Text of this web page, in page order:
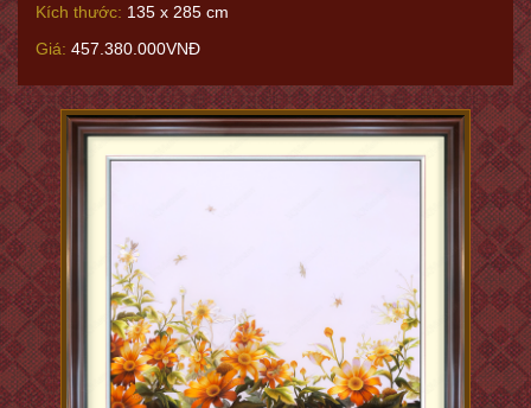
Kích thước: 135 x 285 cm
Giá: 457.380.000VNĐ